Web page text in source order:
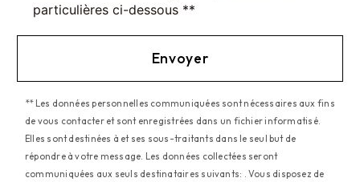
particulières ci-dessous **
Envoyer
** Les données personnelles communiquées sont nécessaires aux fins
de vous contacter et sont enregistrées dans un fichier informatisé.
Elles sont destinées à et ses sous-traitants dans le seul but de
répondre à votre message. Les données collectées seront
communiquées aux seuls destinataires suivants: . Vous disposez de